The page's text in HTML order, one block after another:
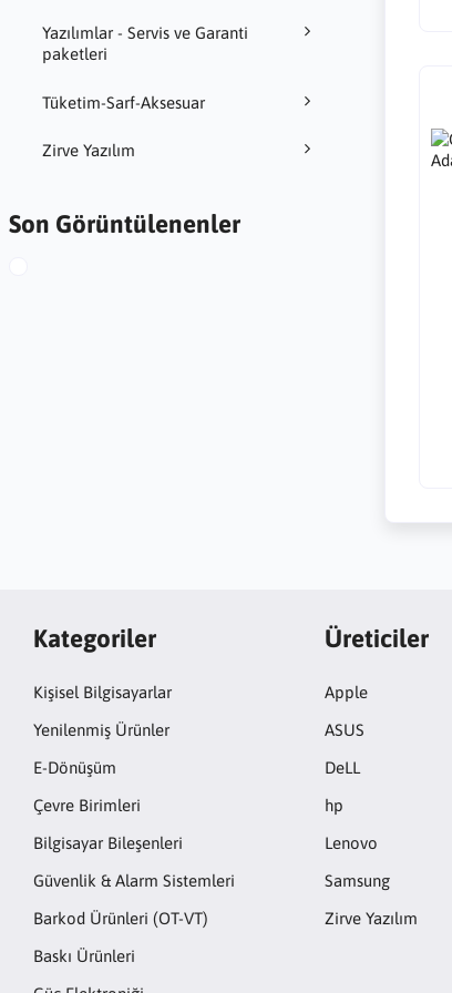
Yazılımlar - Servis ve Garanti
paketleri
Tüketim-Sarf-Aksesuar
Zirve Yazılım
Son Görüntülenenler
Kategoriler
Kişisel Bilgisayarlar
Yenilenmiş Ürünler
E-Dönüşüm
Çevre Birimleri
Bilgisayar Bileşenleri
Güvenlik & Alarm Sistemleri
Barkod Ürünleri (OT-VT)
Baskı Ürünleri
Üreticiler
Apple
ASUS
DeLL
hp
Lenovo
Samsung
Zirve Yazılım